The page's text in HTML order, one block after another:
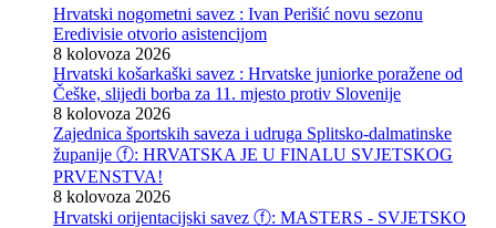
Hrvatski nogometni savez : Ivan Perišić novu sezonu
Eredivisie otvorio asistencijom
8 kolovoza 2026
Hrvatski košarkaški savez : Hrvatske juniorke poražene od
Češke, slijedi borba za 11. mjesto protiv Slovenije
8 kolovoza 2026
Zajednica športskih saveza i udruga Splitsko-dalmatinske
županije ⓕ: HRVATSKA JE U FINALU SVJETSKOG
PRVENSTVA!
8 kolovoza 2026
Hrvatski orijentacijski savez ⓕ: MASTERS - SVJETSKO